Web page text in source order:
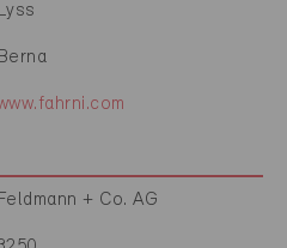
Lyss
Berna
Feldmann + Co. AG